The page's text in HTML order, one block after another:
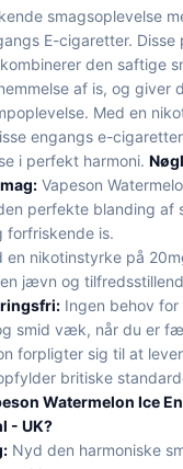
smagsoplevelse
E-cigaretter. Disse
den saftige
af is, og giver
Med en
engangs e-
i perfekt harmoni.
Vapeson
perfekte blanding af
forfriskende is.
en nikotinstyrke på
jævn og
Ingen behov
smid væk, når du er
forpligter sig til at
britiske
Watermelon Ice
- UK?
Nyd den harmoniske